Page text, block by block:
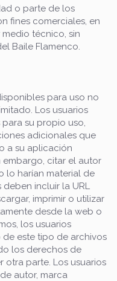
o parte de los
fines comerciales, en
técnico, sin
Baile Flamenco.
para uso no
Los usuarios
su propio uso,
adicionales que
a su aplicación
embargo, citar el autor
lo harían material de
deben incluir la URL
imprimir o utilizar
desde la web o
los usuarios
de este tipo de archivos
los derechos de
otra parte. Los usuarios
autor, marca